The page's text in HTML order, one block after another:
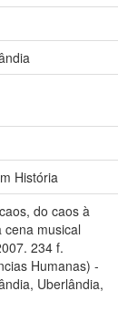
História
do caos à
musical
234 f.
Humanas) -
Uberlândia,